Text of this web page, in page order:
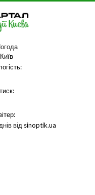
Київ
тиск:
від sinoptik.ua